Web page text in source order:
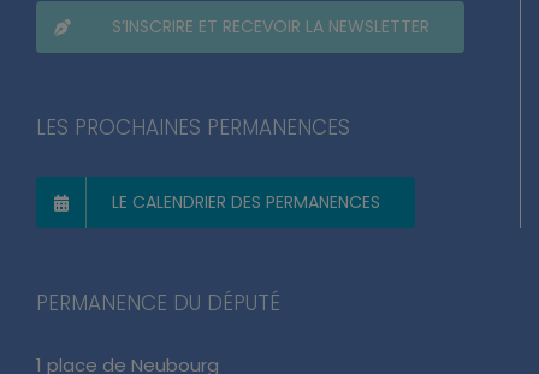
S’INSCRIRE ET RECEVOIR LA NEWSLETTER
LES PROCHAINES PERMANENCES
LE CALENDRIER DES PERMANENCES
PERMANENCE DU DÉPUTÉ
1 place de Neubourg